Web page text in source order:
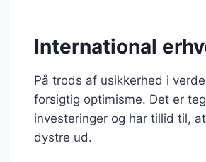
International
På trods af usikkerhed i
forsigtig optimisme. Det er
investeringer og har tillid til,
dystre ud.